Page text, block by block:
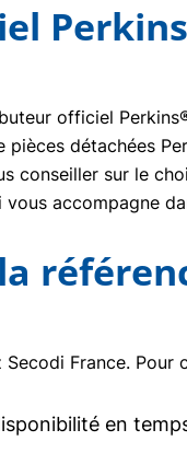
officiel
détachées
sur le
accompagne
France. Pour
en